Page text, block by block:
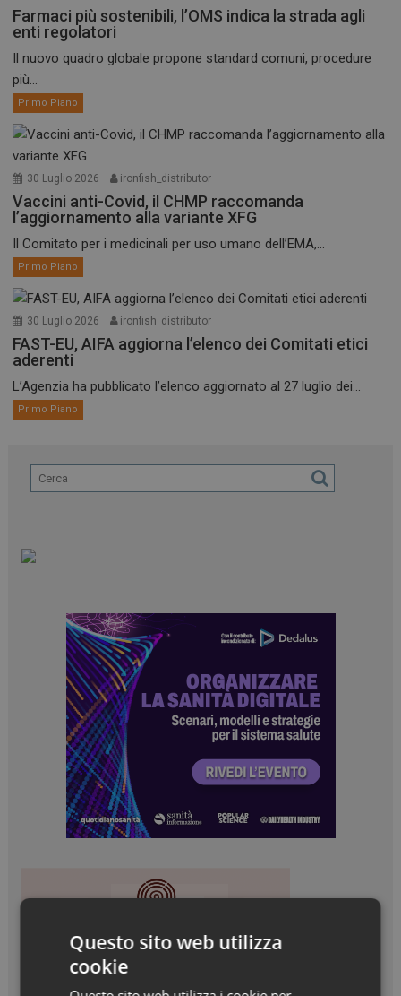
Farmaci più sostenibili, l’OMS indica la strada agli
enti regolatori
Il nuovo quadro globale propone standard comuni, procedure
più...
Primo Piano
30 Luglio 2026 ironfish_distributor
Vaccini anti-Covid, il CHMP raccomanda
l’aggiornamento alla variante XFG
Il Comitato per i medicinali per uso umano dell’EMA,...
Primo Piano
30 Luglio 2026 ironfish_distributor
FAST-EU, AIFA aggiorna l’elenco dei Comitati etici
aderenti
L’Agenzia ha pubblicato l’elenco aggiornato al 27 luglio dei...
Primo Piano
Questo sito web utilizza
cookie